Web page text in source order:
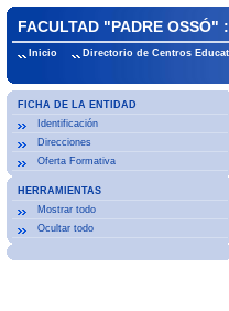
FACULTAD "PADRE OSSÓ"
Inicio Directorio de Centros
FICHA DE LA ENTIDAD
Identificación
Direcciones
Oferta Formativa
HERRAMIENTAS
Mostrar todo
Ocultar todo